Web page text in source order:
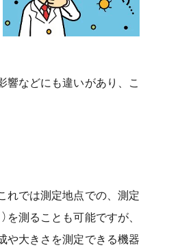
響などにも違いがあり、こ
れでは測定地点での、測定
を測ることも可能ですが、
や大きさを測定できる機器